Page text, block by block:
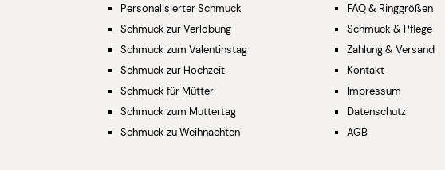
Personalisierter Schmuck
Schmuck zur Verlobung
Schmuck zum Valentinstag
Schmuck zur Hochzeit
Schmuck für Mütter
Schmuck zum Muttertag
Schmuck zu Weihnachten
FAQ & Ringgrößen
Schmuck & Pflege
Zahlung & Versand
Kontakt
Impressum
Datenschutz
AGB